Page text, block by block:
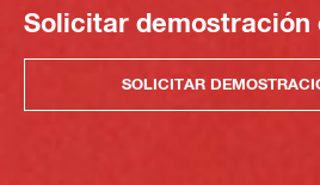
Solicitar demostración
SOLICITAR